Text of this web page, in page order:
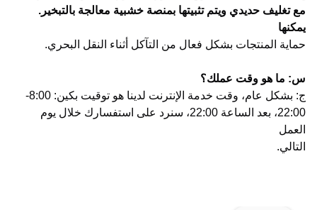
مع تغليف حديدي ويتم تثبيتها بمنصة خشبية معالجة بالتبخير.
يمكنها
حماية المنتجات بشكل فعال من التآكل أثناء النقل البحري.
س: ما هو وقت عملك؟
ج: بشكل عام، وقت خدمة الإنترنت لدينا هو توقيت بكين: 8:00-
22:00، بعد الساعة 22:00، سنرد على استفسارك خلال يوم
العمل
التالي.